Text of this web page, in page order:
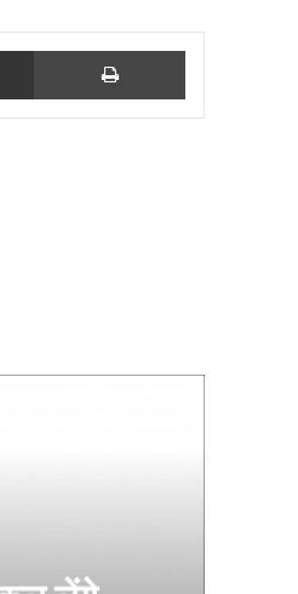
Share via Email Print